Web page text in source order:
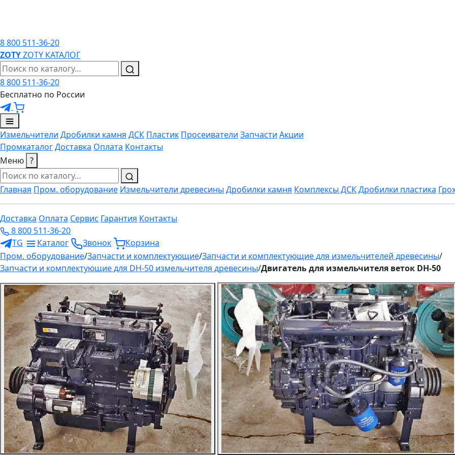
8 800 511-36-20
ZOTYZOTY КАТАЛОГ
8 800 511-36-20
Бесплатно по России
Измельчители Дробилки камня ДСК Пластик Просеиватели Запчасти Акции
ПромкаталогДоставка Оплата Контакты
Меню ?
Главная Пром. оборудование Измельчители древесины Дробилки камня Комплексы ДСКДробилки пластика
Доставка Оплата Сервис Гарантия Контакты
8 800 511-36-20
TG
Каталог Звонок
Корзина
Пром. оборудование/Запчасти и комплектующие/Запчасти и комплектующие для измельчителей древесины/
Запчасти и комплектующие для DH-50 измельчителя древесины/Двигатель для измельчителя веток DH-50